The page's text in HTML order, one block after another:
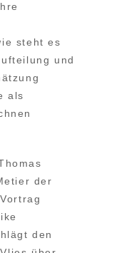
steht es
und
als
der
den